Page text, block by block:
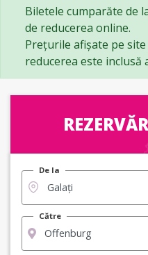
Biletele cumparăte de
de reducerea online.
Prețurile afișate pe
reducerea este inclusă
De la
Către